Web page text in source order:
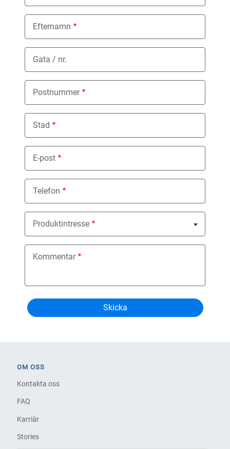
Efternamn
Gata / nr.
Postnummer
Stad
E-post
Telefon
Produktintresse
Nothing selected
Kommentar
OM OSS
Kontakta oss
FAQ
Karriär
Stories